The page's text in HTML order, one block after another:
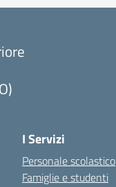
I Servizi
Personale scolastico
Famiglie e studenti